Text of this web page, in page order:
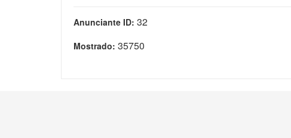
Anunciante ID: 32
Mostrado: 35750